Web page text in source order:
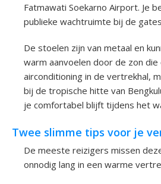
Fatmawati Soekarno Airport. Je
publieke wachtruimte bij de
De stoelen zijn van metaal en
warm aanvoelen door de zon
airconditioning in de vertrekhal,
bij de tropische hitte van
je comfortabel blijft tijdens het
Twee slimme tips voor je
De meeste reizigers missen
onnodig lang in een warme